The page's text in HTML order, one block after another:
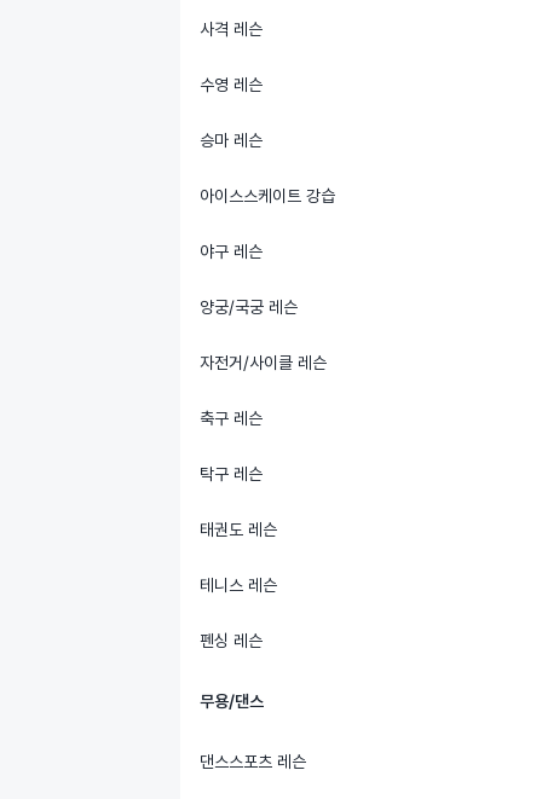
사격 레슨
수영 레슨
승마 레슨
아이스스케이트 강습
야구 레슨
양궁/국궁 레슨
자전거/사이클 레슨
축구 레슨
탁구 레슨
태권도 레슨
테니스 레슨
펜싱 레슨
무용/댄스
댄스스포츠 레슨